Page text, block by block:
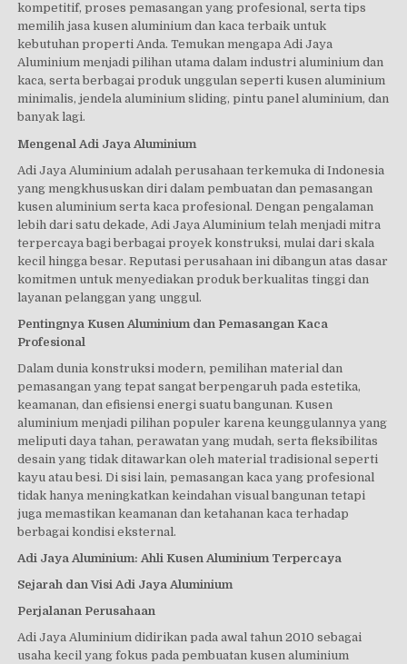
kompetitif, proses pemasangan yang profesional, serta tips
memilih jasa kusen aluminium dan kaca terbaik untuk
kebutuhan properti Anda. Temukan mengapa Adi Jaya
Aluminium menjadi pilihan utama dalam industri aluminium dan
kaca, serta berbagai produk unggulan seperti kusen aluminium
minimalis, jendela aluminium sliding, pintu panel aluminium, dan
banyak lagi.
Mengenal Adi Jaya Aluminium
Adi Jaya Aluminium adalah perusahaan terkemuka di Indonesia
yang mengkhususkan diri dalam pembuatan dan pemasangan
kusen aluminium serta kaca profesional. Dengan pengalaman
lebih dari satu dekade, Adi Jaya Aluminium telah menjadi mitra
terpercaya bagi berbagai proyek konstruksi, mulai dari skala
kecil hingga besar. Reputasi perusahaan ini dibangun atas dasar
komitmen untuk menyediakan produk berkualitas tinggi dan
layanan pelanggan yang unggul.
Pentingnya Kusen Aluminium dan Pemasangan Kaca
Profesional
Dalam dunia konstruksi modern, pemilihan material dan
pemasangan yang tepat sangat berpengaruh pada estetika,
keamanan, dan efisiensi energi suatu bangunan. Kusen
aluminium menjadi pilihan populer karena keunggulannya yang
meliputi daya tahan, perawatan yang mudah, serta fleksibilitas
desain yang tidak ditawarkan oleh material tradisional seperti
kayu atau besi. Di sisi lain, pemasangan kaca yang profesional
tidak hanya meningkatkan keindahan visual bangunan tetapi
juga memastikan keamanan dan ketahanan kaca terhadap
berbagai kondisi eksternal.
Adi Jaya Aluminium: Ahli Kusen Aluminium Terpercaya
Sejarah dan Visi Adi Jaya Aluminium
Perjalanan Perusahaan
Adi Jaya Aluminium didirikan pada awal tahun 2010 sebagai
usaha kecil yang fokus pada pembuatan kusen aluminium